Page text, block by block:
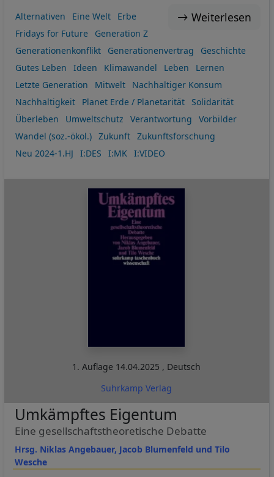
Weiterlesen
Alternativen Eine Welt
Erbe
Fridays for Future
Generation Z
Generationenkonflikt
Generationenvertrag
Geschichte
Gutes Leben
Ideen Klimawandel Leben
Lernen
Letzte Generation
Mitwelt
Nachhaltiger Konsum
Nachhaltigkeit
Planet Erde / Planetarität
Solidarität
Überleben
Umweltschutz Verantwortung
Vorbilder
Wandel (soz.-ökol.)
Zukunft
Zukunftsforschung
Neu 2024-1.HJ
I:DES I:MK I:VIDEO
1. Auflage 14.04.2025 , Deutsch
Suhrkamp Verlag
Hrsg. Niklas Angebauer, Jacob Blumenfeld und Tilo
Wesche
Umkämpftes Eigentum
Eine gesellschaftstheoretische Debatte